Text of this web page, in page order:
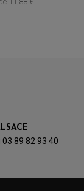
89 82 93 40